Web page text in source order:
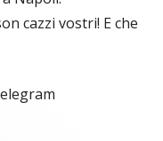
cazzi vostri! E che